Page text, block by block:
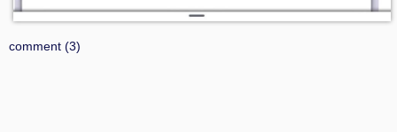
comment (3)